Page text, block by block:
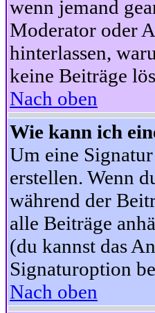
wenn jemand
Moderator oder
hinterlassen,
keine Beiträge
Nach oben
Wie kann ich
Um eine
erstellen. Wenn
während der
alle Beiträge
(du kannst das
Signaturoption
Nach oben